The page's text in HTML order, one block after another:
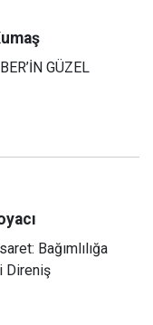
GÜZEL
Bağımlılığa
Direniş